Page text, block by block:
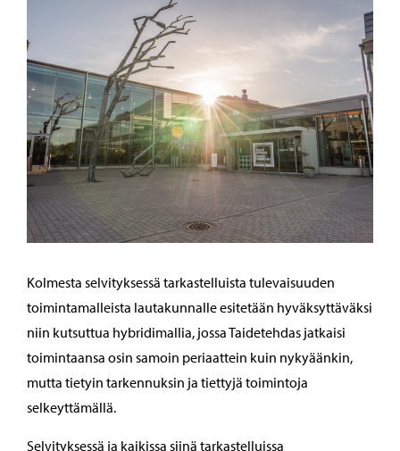
Kolmesta selvityksessä tarkastelluista tulevaisuuden
toimintamalleista lautakunnalle esitetään hyväksyttäväksi
niin kutsuttua hybridimallia, jossa Taidetehdas jatkaisi
toimintaansa osin samoin periaattein kuin nykyäänkin,
mutta tietyin tarkennuksin ja tiettyjä toimintoja
selkeyttämällä.
Selvityksessä ja kaikissa siinä tarkastelluissa